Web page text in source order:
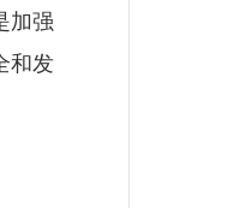
加强
和发